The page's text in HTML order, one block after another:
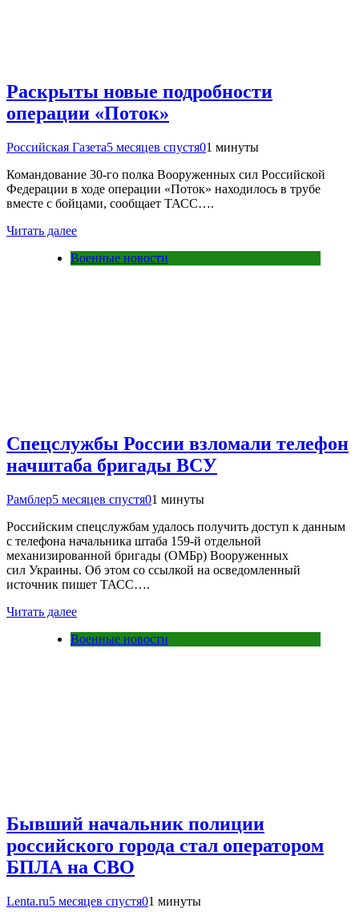
Раскрыты новые подробности
операции «Поток»
Российская Газета5 месяцев спустя01 минуты
Командование 30-го полка Вооруженных сил Российской
Федерации в ходе операции «Поток» находилось в трубе
вместе с бойцами, сообщает ТАСС….
Читать далее
Военные новости
Спецслужбы России взломали телефон
начштаба бригады ВСУ
Рамблер5 месяцев спустя01 минуты
Российским спецслужбам удалось получить доступ к данным
с телефона начальника штаба 159-й отдельной
механизированной бригады (ОМБр) Вооруженных
сил Украины. Об этом со ссылкой на осведомленный
источник пишет ТАСС….
Читать далее
Военные новости
Бывший начальник полиции
российского города стал оператором
БПЛА на СВО
Lenta.ru5 месяцев спустя01 минуты